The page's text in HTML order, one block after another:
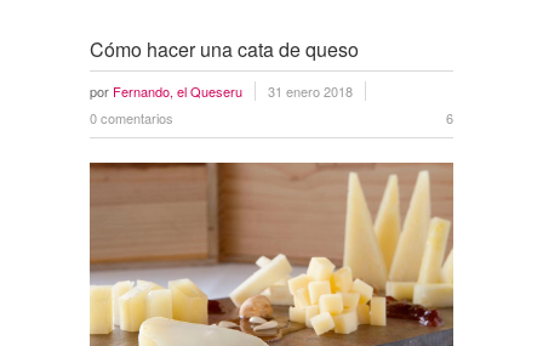
Cómo hacer una cata de queso
por Fernando, el Queseru
31 enero 2018
0 comentarios
6